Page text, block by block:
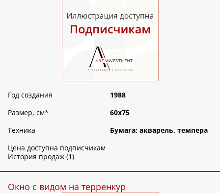
Год создания
1988
Размер, см*
60х75
Техника
Бумага; акварель, темпера
Цена доступна подписчикам
История продаж (1)
Окно с видом на терренкур